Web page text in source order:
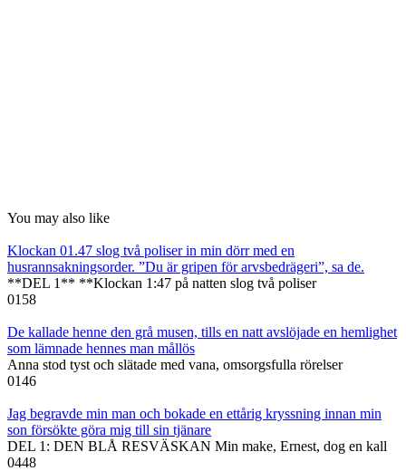
You may also like
Klockan 01.47 slog två poliser in min dörr med en
husrannsakningsorder. ”Du är gripen för arvsbedrägeri”, sa de.
**DEL 1** **Klockan 1:47 på natten slog två poliser
0158
De kallade henne den grå musen, tills en natt avslöjade en hemlighet
som lämnade hennes man mållös
Anna stod tyst och slätade med vana, omsorgsfulla rörelser
0146
Jag begravde min man och bokade en ettårig kryssning innan min
son försökte göra mig till sin tjänare
DEL 1: DEN BLÅ RESVÄSKAN Min make, Ernest, dog en kall
0448